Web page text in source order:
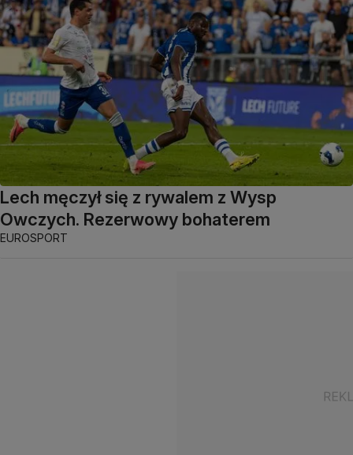
Lech męczył się z rywalem z Wysp
Owczych. Rezerwowy bohaterem
EUROSPORT